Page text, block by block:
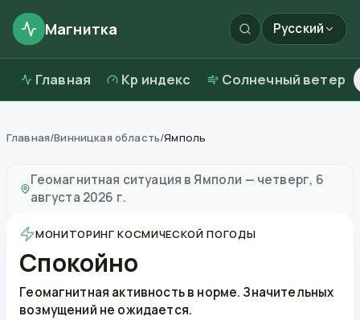
Магнитка Русский
Главная Kp индекс Солнечный ветер
Главная/Винницкая область/Ямполь
Геомагнитная ситуация в Ямполи — четверг, 6
августа 2026 г.
МОНИТОРИНГ КОСМИЧЕСКОЙ ПОГОДЫ
Спокойно
Геомагнитная активность в норме. Значительных
возмущений не ожидается.